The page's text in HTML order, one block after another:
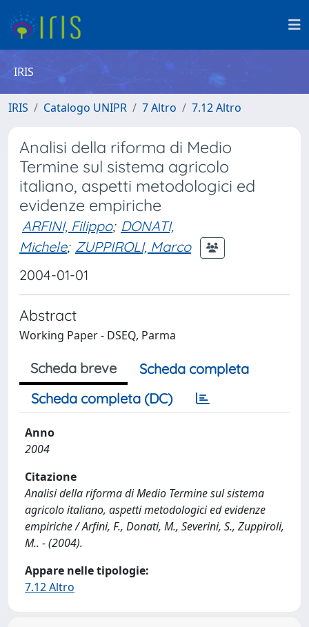
IRIS
IRIS Catalogo UNIPR 7 Altro 7.12 Altro
Analisi della riforma di Medio
Termine sul sistema agricolo
italiano, aspetti metodologici ed
evidenze empiriche
ARFINI, Filippo; DONATI,
Michele; ZUPPIROLI, Marco
2004-01-01
Abstract
Working Paper - DSEQ, Parma
Scheda breve
Scheda completa
Scheda completa (DC)
Anno
2004
Citazione
Analisi della riforma di Medio Termine sul sistema
agricolo italiano, aspetti metodologici ed evidenze
empiriche / Arfini, F., Donati, M., Severini, S., Zuppiroli,
M.. - (2004).
Appare nelle tipologie:
7.12 Altro